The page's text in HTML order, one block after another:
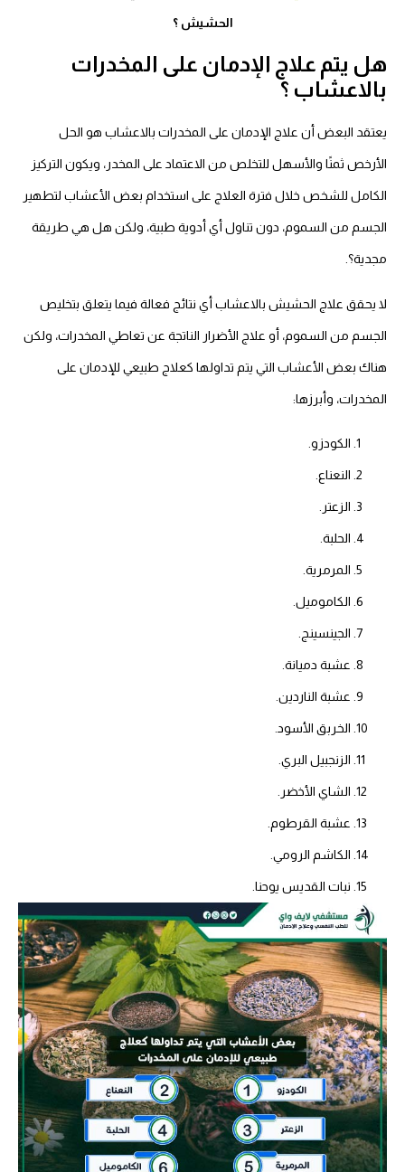
الحشيش ؟
هل يتم علاج الإدمان على المخدرات
بالاعشاب ؟
يعتقد البعض أن علاج الإدمان على المخدرات بالاعشاب هو الحل
الأرخص ثمنًا والأسهل للتخلص من الاعتماد على المخدر، ويكون التركيز
الكامل للشخص خلال فترة العلاج على استخدام بعض الأعشاب لتطهير
الجسم من السموم، دون تناول أي أدوية طبية، ولكن هل هي طريقة
مجدية؟.
لا يحقق علاج الحشيش بالاعشاب أي نتائج فعالة فيما يتعلق بتخليص
الجسم من السموم، أو علاج الأضرار الناتجة عن تعاطي المخدرات، ولكن
هناك بعض الأعشاب التي يتم تداولها كعلاج طبيعي للإدمان على
المخدرات، وأبرزها:
الكودزو.
النعناع.
الزعتر.
الحلبة.
المرمرية.
الكاموميل.
الجينسينج.
عشبة دميانة.
عشبة الناردين.
الخربق الأسود.
الزنجبيل البري.
الشاي الأخضر.
عشبة القرطوم.
الكاشم الرومي.
نبات القديس يوحنا.